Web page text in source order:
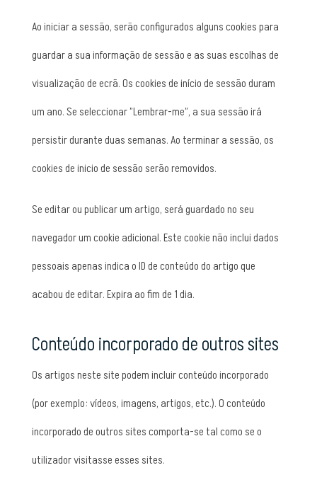
Ao iniciar a sessão, serão configurados alguns cookies para
guardar a sua informação de sessão e as suas escolhas de
visualização de ecrã. Os cookies de início de sessão duram
um ano. Se seleccionar ”Lembrar-me”, a sua sessão irá
persistir durante duas semanas. Ao terminar a sessão, os
cookies de inicio de sessão serão removidos.
Se editar ou publicar um artigo, será guardado no seu
navegador um cookie adicional. Este cookie não inclui dados
pessoais apenas indica o ID de conteúdo do artigo que
acabou de editar. Expira ao fim de 1 dia.
Conteúdo incorporado de outros sites
Os artigos neste site podem incluir conteúdo incorporado
(por exemplo: vídeos, imagens, artigos, etc.). O conteúdo
incorporado de outros sites comporta-se tal como se o
utilizador visitasse esses sites.